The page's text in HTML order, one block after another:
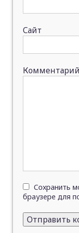
Сайт
Комментарий
Сохранить
браузере для